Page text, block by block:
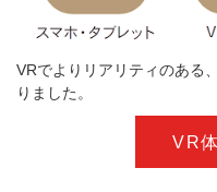
VRでよりリアリティのある
りました。
VR